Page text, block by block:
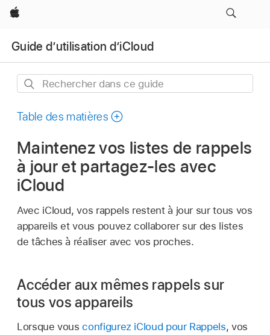
Apple
Guide d’utilisation d’iCloud
Rechercher
ce
Table des matières
Maintenez vos listes de rappels
à jour et partagez‑les avec
iCloud
Avec iCloud, vos rappels restent à jour sur tous vos
appareils et vous pouvez collaborer sur des listes
de tâches à réaliser avec vos proches.
Accéder aux mêmes rappels sur
tous vos appareils
Lorsque vousconfigurez iCloud pour Rappels, vos